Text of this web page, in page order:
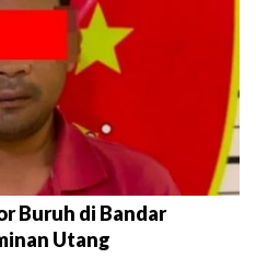
Buruh di Bandar
Utang